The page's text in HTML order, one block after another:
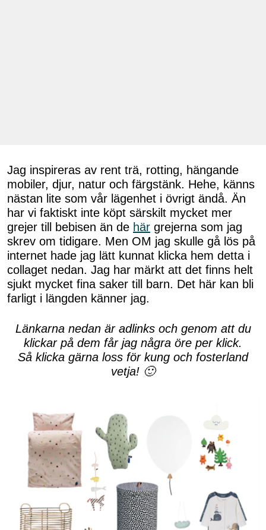
Jag inspireras av rent trä, rotting, hängande
mobiler, djur, natur och färgstänk. Hehe, känns
nästan lite som vår lägenhet i övrigt ändå. Än
har vi faktiskt inte köpt särskilt mycket mer
grejer till bebisen än de här grejerna som jag
skrev om tidigare. Men OM jag skulle gå lös på
internet hade jag lätt kunnat klicka hem detta i
collaget nedan. Jag har märkt att det finns helt
sjukt mycket fina saker till barn. Det här kan bli
farligt i längden känner jag.
Länkarna nedan är adlinks och genom att du
klickar på dem får jag några öre per klick.
Så klicka gärna loss för kung och fosterland
vetja! 🙂